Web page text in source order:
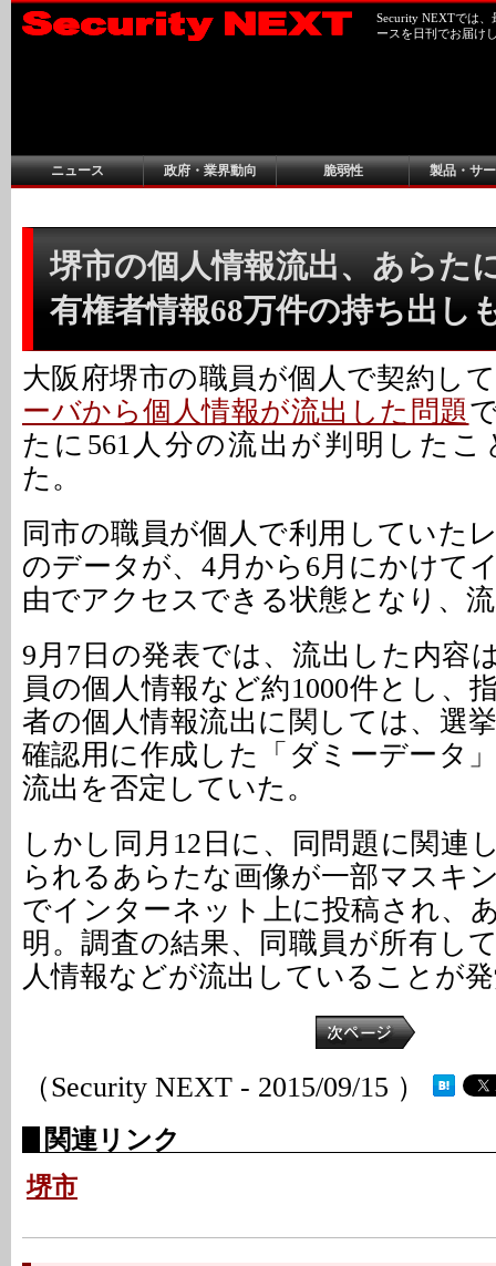
Security NEXTでは
ースを日刊でお届け
ニュース 政府・業界動向 脆弱性 製品・サ
堺市の個人情報流出、あらた
有権者情報68万件の持ち出し
大阪府堺市の職員が個人で契約し
ーバから個人情報が流出した問題
たに561人分の流出が判明した
た。
同市の職員が個人で利用していた
のデータが、4月から6月にかけて
由でアクセスできる状態となり、
9月7日の発表では、流出した内容
員の個人情報など約1000件とし、
者の個人情報流出に関しては、選
確認用に作成した「ダミーデータ
流出を否定していた。
しかし同月12日に、同問題に関連
られるあらたな画像が一部マスキ
でインターネット上に投稿され、
明。調査の結果、同職員が所有し
人情報などが流出していることが
（Security NEXT - 2015/09/15 ）
関連リンク
堺市